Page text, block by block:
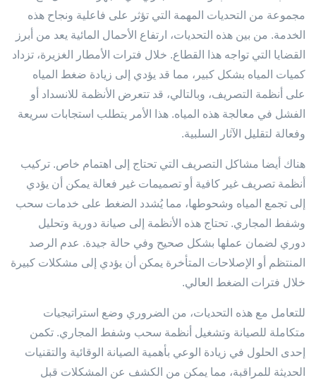
مجموعة من التحديات المهمة التي تؤثر على فاعلية ونجاح هذه
الخدمة. من بين هذه التحديات، ارتفاع الأحمال المائية يعد من أبرز
القضايا التي تواجه هذا القطاع. خلال فترات الأمطار الغزيرة، تزداد
كميات المياه بشكل كبير، مما قد يؤدي إلى زيادة ضغط المياه
على أنظمة التصريف، وبالتالي، قد تتعرض الأنظمة للانسداد أو
الفشل في معالجة هذه المياه. هذا الأمر يتطلب استجابات سريعة
وفعالة لتقليل الآثار السلبية.
هناك أيضا مشاكل التصريف التي تحتاج إلى اهتمام خاص. تركيب
أنظمة تصريف غير كافية أو تصميمات غير فعالة يمكن أن يؤدي
إلى تجمع المياه وشحوطها، مما يُشدد الضغط على خدمات سحب
وشفط المجاري. تحتاج هذه الأنظمة إلى صيانة دورية وتحليل
دوري لضمان عملها بشكل صحيح وفي حالة جيدة. عدم الرصد
المنتظم أو الإصلاحات المتأخرة يمكن أن يؤدي إلى مشكلات كبيرة
خلال فترات الضغط العالي.
للتعامل مع هذه التحديات، من الضروري وضع استراتيجيات
متكاملة للصيانة وتشغيل أنظمة سحب وشفط المجاري. تكمن
إحدى الحلول في زيادة الوعي بأهمية الصيانة الوقائية والتقنيات
الحديثة للمراقبة، مما يمكن من الكشف عن المشكلات قبل